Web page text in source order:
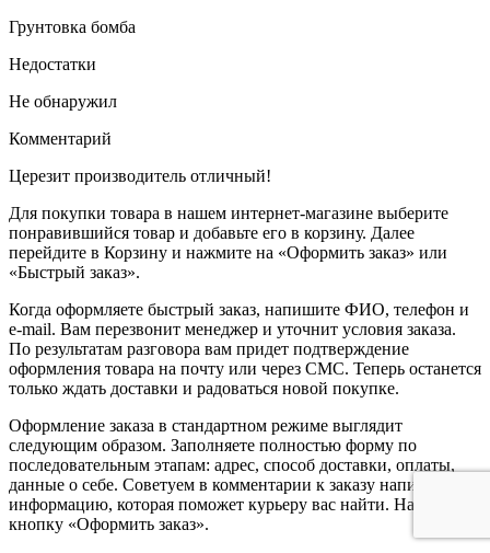
Грунтовка бомба
Недостатки
Не обнаружил
Комментарий
Церезит производитель отличный!
Для покупки товара в нашем интернет-магазине выберите
понравившийся товар и добавьте его в корзину. Далее
перейдите в Корзину и нажмите на «Оформить заказ» или
«Быстрый заказ».
Когда оформляете быстрый заказ, напишите ФИО, телефон и
e-mail. Вам перезвонит менеджер и уточнит условия заказа.
По результатам разговора вам придет подтверждение
оформления товара на почту или через СМС. Теперь останется
только ждать доставки и радоваться новой покупке.
Оформление заказа в стандартном режиме выглядит
следующим образом. Заполняете полностью форму по
последовательным этапам: адрес, способ доставки, оплаты,
данные о себе. Советуем в комментарии к заказу написать
информацию, которая поможет курьеру вас найти. Нажмите
кнопку «Оформить заказ».